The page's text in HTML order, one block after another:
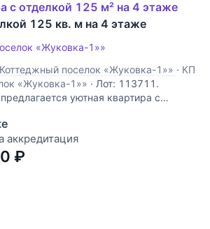
с отделкой 125 м² на 4 этаже
125 кв. м на 4 этаже
«Жуковка-1»»
поселок «Жуковка-1»» · КП
«Жуковка-1»» · Лот: 113711.
уютная квартира с
в Жуковке. Просторные и
включают в себя: кухню-столовую,
и две спальни, одна из которых
и отдельным
аккредитация
₽